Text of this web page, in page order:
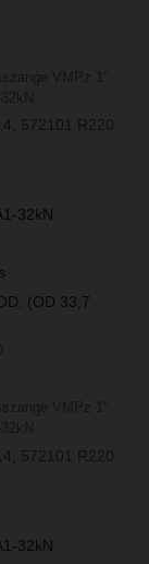
572101 R220
32kN
(OD 33,7
572101 R220
32kN